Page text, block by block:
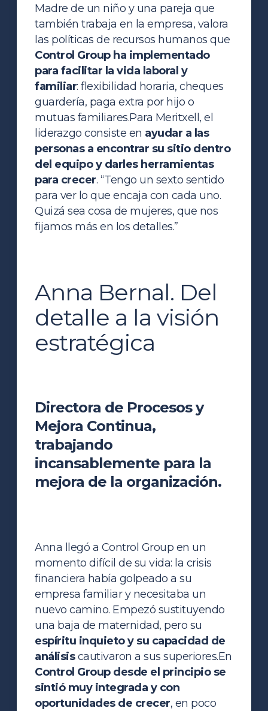
Madre de un niño y una pareja que
también trabaja en la empresa, valora
las políticas de recursos humanos que
Control Group ha implementado
para facilitar la vida laboral y
familiar: flexibilidad horaria, cheques
guardería, paga extra por hijo o
mutuas familiares.Para Meritxell, el
liderazgo consiste en ayudar a las
personas a encontrar su sitio dentro
del equipo y darles herramientas
para crecer. “Tengo un sexto sentido
para ver lo que encaja con cada uno.
Quizá sea cosa de mujeres, que nos
fijamos más en los detalles.”
Anna Bernal. Del
detalle a la visión
estratégica
Directora de Procesos y
Mejora Continua,
trabajando
incansablemente para la
mejora de la organización.
Anna llegó a Control Group en un
momento difícil de su vida: la crisis
financiera había golpeado a su
empresa familiar y necesitaba un
nuevo camino. Empezó sustituyendo
una baja de maternidad, pero su
espíritu inquieto y su capacidad de
análisiscautivaron a sus superiores.En
Control Group desde el principio se
sintió muy integrada y con
oportunidades de crecer, en poco